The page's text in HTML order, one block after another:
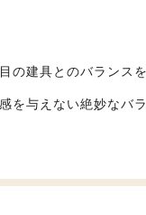
の建具とのバランス
を与えない絶妙なバラ